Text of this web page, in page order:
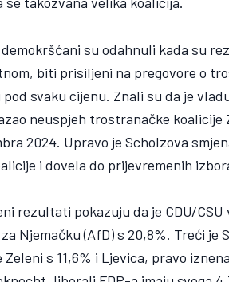
demokršćani su odahnuli kada su
biti prisiljeni na pregovore o
pod svaku cijenu. Znali su da je
neuspjeh trostranačke koalicije
2024. Upravo je Scholzova
i dovela do prijevremenih
rezultati pokazuju da je CDU/
Njemačku (AfD) s 20,8%. Treći
Zeleni s 11,6% i Ljevica, pravo